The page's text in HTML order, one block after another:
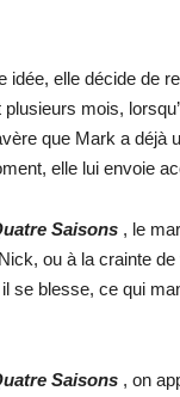
idée, elle décide de
mois,
que Mark a
elle lui envoie
Saisons , le
ou à la crainte
se blesse, ce qui
Saisons , on